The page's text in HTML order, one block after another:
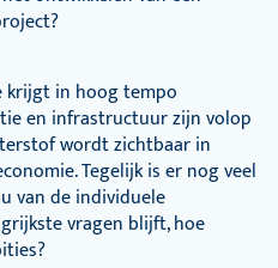
krijgt in hoog tempo
en infrastructuur zijn volop
wordt zichtbaar in
Tegelijkis er nog veel
van de individuele
vragen blijft, hoe